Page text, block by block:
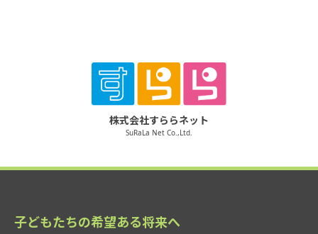
株式会社すららネット
SuRaLa Net Co.,Ltd.
子どもたちの希望ある将来へ